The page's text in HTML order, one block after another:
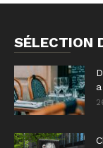
SÉLECTION